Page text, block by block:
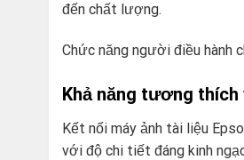
đến chất lượng.
Chức năng người điều hành
Khả năng tương thích
Kết nối máy ảnh tài liệu
với độ chi tiết đáng kinh